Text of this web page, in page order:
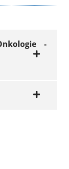
-
i. d.